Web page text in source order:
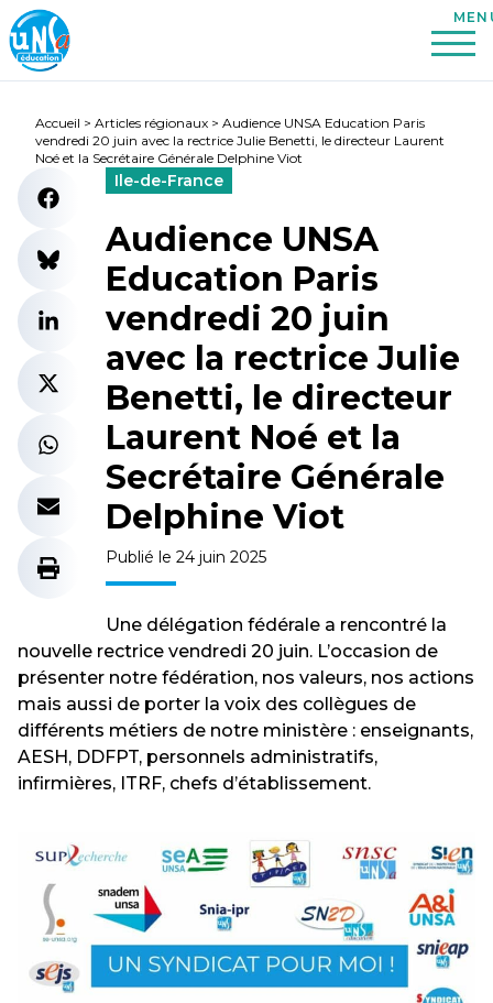
Accueil > Articles régionaux > Audience UNSA Education Paris
vendredi 20 juin avec la rectrice Julie Benetti, le directeur Laurent
Noé et la Secrétaire Générale Delphine Viot
Ile-de-France
Audience UNSA
Education Paris
vendredi 20 juin
avec la rectrice Julie
Benetti, le directeur
Laurent Noé et la
Secrétaire Générale
Delphine Viot
Publié le 24 juin 2025
Une délégation fédérale a rencontré la
nouvelle rectrice vendredi 20 juin. L’occasion de
présenter notre fédération, nos valeurs, nos actions
mais aussi de porter la voix des collègues de
différents métiers de notre ministère : enseignants,
AESH, DDFPT, personnels administratifs,
infirmières, ITRF, chefs d’établissement.